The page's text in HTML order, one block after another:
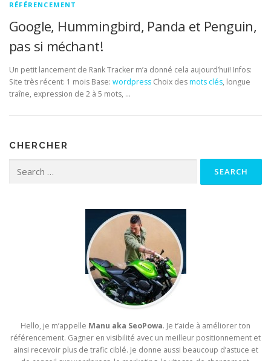
RÉFÉRENCEMENT
Google, Hummingbird, Panda et Penguin,
pas si méchant!
Un petit lancement de Rank Tracker m’a donné cela aujourd’hui! Infos:
Site très récent: 1 mois Base: wordpress Choix desmots clés, longue
traîne, expression de 2 à 5 mots, …
CHERCHER
Hello, je m’appelle Manu aka SeoPowa. Je t’aide à améliorer ton
référencement. Gagner en visibilité avec un meilleur positionnement et
ainsi recevoir plus de trafic ciblé. Je donne aussi beaucoup d’astuce et